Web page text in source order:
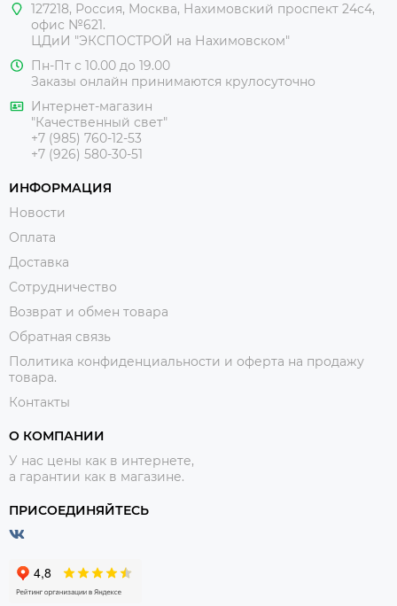
127218, Россия, Москва, Нахимовский проспект 24с4,
офис №621.
ЦДиИ "ЭКСПОСТРОЙ на Нахимовском"
Пн-Пт с 10.00 до 19.00
Заказы онлайн принимаются крулосуточно
Интернет-магазин
"Качественный свет"
+7 (985) 760-12-53
+7 (926) 580-30-51
ИНФОРМАЦИЯ
Новости
Оплата
Доставка
Сотрудничество
Возврат и обмен товара
Обратная связь
Политика конфиденциальности и оферта на продажу
товара.
Контакты
О КОМПАНИИ
У нас цены как в интернете,
а гарантии как в магазине.
ПРИСОЕДИНЯЙТЕСЬ